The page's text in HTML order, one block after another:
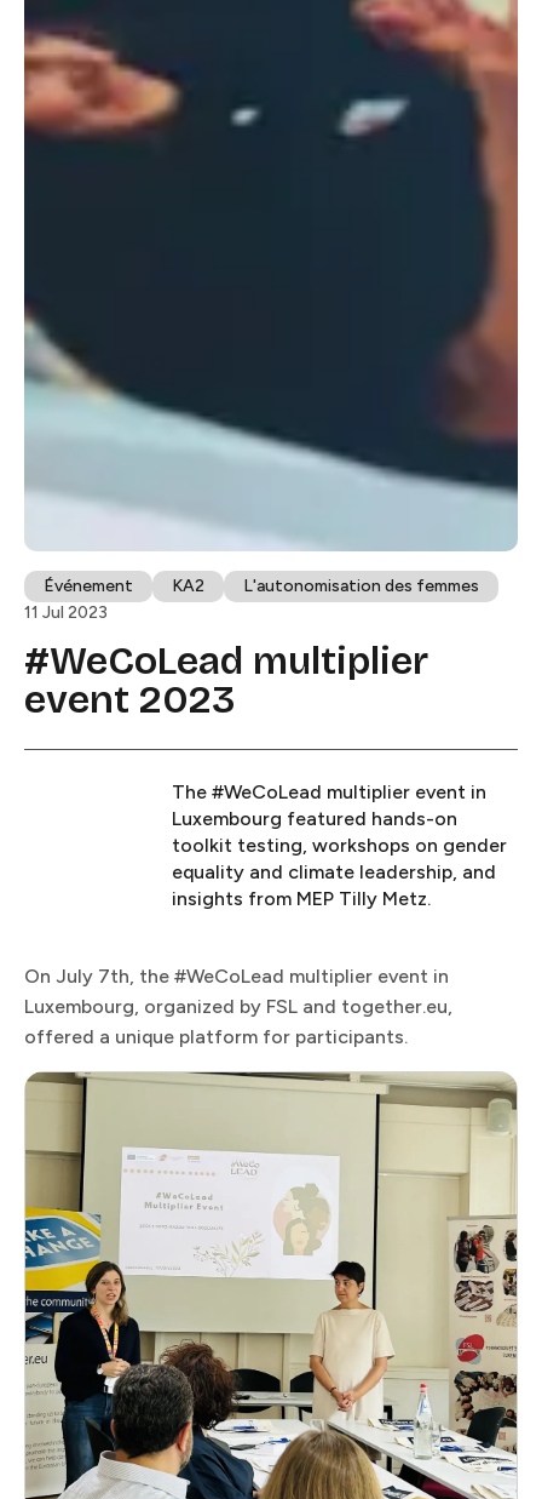
Événement​​​​‌ ‍ ​‍​‍‌‍ ‌ ​‍‌‍‍‌‌‍‌ ‌‍‍‌‌‍ ‍​‍​‍​ ‍‍​‍​‍‌ ​ ‌‍​‌‌‍ ‍‌‍‍‌‌ ‌​‌ ‍‌​‍ ‍‌‍‍‌‌‍ ​‍​‍​‍ ​​‍​‍‌‍‍​‌ ​‍‌‍‌‌‌‍‌‍​‍​‍​ ‍‍​‍​‍​‍ ‌ ​ ‌ ‌​‌ ‌‌‌‍‌​‌‍‍‌‌‍ ​‍ ‌‍‍‌‌‍ ‍‌ ‌​‌‍‌‌‌‍ ‍‌ ‌​​‍ ‌‍‌‌‌‍‌​‌‍‍‌‌ ‌​​‍ ‌‍ ‌‌‍ ‌‍‌​‌‍‌‌​ ‌‌ ​​‌ ​‍‌‍‌‌‌ ​ ‌‍‌‌‌‍ ‍‌ ‌​‌‍​‌‌ ‌​‌‍‍‌‌‍ ‌‍ ‍​ ‍ ‌‍‍‌‌‍‌​​ ‌​ ​​‌‍​‍​ ‌ ‌‍​ ​ ​‌​ ​ ‌‍​‍​ ​‌​‍ ‌‌‍​‍​ ​ ​ ‌‍‌‍‌‍​‍ ‌​ ‌​​ ​ ​ ​​‌‍‌‍​‍ ‌​ ‍​​ ​ ‌‍​‍​ ‌‍​‍ ‌‌‍‌‌‌‍​ ​ ‌​​ ‍​​ ​​​ ‌​​ ​​‌‍​ ​ ‌‌‌‍‌‍‌‍‌​​ ‌‍​ ‍ ‌ ‌​‌ ‍‌‌ ​​‌‍‌‌​ ‌‌‍ ‍‌‍‌‌‌ ‌ ‌ ​ ‌​​ ‌‍​‌‌ ‌​‌‍‌‌‌‍‌ ‌‍ ‌ ​‍‌ ‍‌​ ‍ ‌ ​​‌‍​‌‌ ‌​‌‍‍​​ ‌‌‍ ‍‌‍​‌‌‍ ‌‌‍‌‌​ ‌‍​‍‌‍​‌‌ ​ ‌‍‌‌‌‌‌‌‌ ​‍‌‍ ​​ ‌​‍‌‌​ ​‍‌​‌‍‌ ​ ‌ ‌​‌ ‌‌‌‍‌​‌‍‍‌‌‍ ​‍‌‍‌‍‍‌‌‍‌​​ ‌​ ​​‌‍​‍​ ‌ ‌‍​ ​ ​‌​ ​ ‌‍​‍​ ​‌​‍ ‌‌‍​‍​ ​ ​ ‌‍‌‍‌‍​‍ ‌​ ‌​​ ​ ​ ​​‌‍‌‍​‍ ‌​ ‍​​ ​ ‌‍​‍​ ‌‍​‍ ‌‌‍‌‌‌‍​ ​ ‌​​ ‍​​ ​​​ ‌​​ ​​‌‍​ ​ ‌‌‌‍‌‍‌‍‌​​ ‌‍​‍‌‍‌ ‌​‌ ‍‌‌ ​​‌‍‌‌​ ‌‌‍ ‍‌‍‌‌‌ ‌ ‌ ​ ‌​​ ‌‍​‌‌ ‌​‌‍‌‌‌‍‌ ‌‍ ‌ ​‍‌ ‍‌​‍‌‍‌ ​​‌‍​‌‌ ‌​‌‍‍​​ ‌‌‍ ‍‌‍​‌‌‍ ‌‌‍‌‌​‍‌‍‌ ​​‌‍‌‌‌ ​‍‌ ​ ‌ ​​‌‍‌‌‌‍​ ‌ ‌​‌‍‍‌‌ ‌‍‌‍‌‌​ ‌‌ ​​‌ ‌‌‌‍​‍‌‍ ​‌‍‍‌‌ ​ ‌‍‍​‌‍‌‌‌‍‌​​‍​‍‌ ‌ KA2​​​​‌ ‍ ​‍​‍‌‍ ‌ ​‍‌‍‍‌‌‍‌ ‌‍‍‌‌‍ ‍​‍​‍​ ‍‍​‍​‍‌ ​ ‌‍​‌‌‍ ‍‌‍‍‌‌ ‌​‌ ‍‌​‍ ‍‌‍‍‌‌‍ ​‍​‍​‍ ​​‍​‍‌‍‍​‌ ​‍‌‍‌‌‌‍‌‍​‍​‍​ ‍‍​‍​‍​‍ ‌ ​ ‌ ‌​‌ ‌‌‌‍‌​‌‍‍‌‌‍ ​‍ ‌‍‍‌‌‍ ‍‌ ‌​‌‍‌‌‌‍ ‍‌ ‌​​‍ ‌‍‌‌‌‍‌​‌‍‍‌‌ ‌​​‍ ‌‍ ‌‌‍ ‌‍‌​‌‍‌‌​ ‌‌ ​​‌ ​‍‌‍‌‌‌ ​ ‌‍‌‌‌‍ ‍‌ ‌​‌‍​‌‌ ‌​‌‍‍‌‌‍ ‌‍ ‍​ ‍ ‌‍‍‌‌‍‌​​ ‌​ ‍​​ ​ ‌‍‌‍‌‍​ ​ ​​​ ​​‌‍‌​​ ​‍​‍ ‌‌‍​‍​ ‌ ​ ‌ ‌‍‌​​‍ ‌​ ‌​​ ​ ‌‍‌‍‌‍​ ​‍ ‌​ ‍​‌‍​‍​ ​‌‌‍‌‍​‍ ‌​ ​ ​ ​‌​ ​‌​ ‍‌​ ‍‌​ ‌ ‌‍​ ​ ​‌​ ​ ​ ‌‌​ ‌ ‌‍‌‌​ ‍ ‌ ‌​‌ ‍‌‌ ​​‌‍‌‌​ ‌‌‍ ‍‌‍‌‌‌ ‌ ‌ ​ ‌​​ ‌‍​‌‌ ‌​‌‍‌‌‌‍‌ ‌‍ ‌ ​‍‌ ‍‌​ ‍ ‌ ​​‌‍​‌‌ ‌​‌‍‍​​ ‌‌‍ ‍‌‍​‌‌‍ ‌‌‍‌‌​ ‌‍​‍‌‍​‌‌ ​ ‌‍‌‌‌‌‌‌‌ ​‍‌‍ ​​ ‌​‍‌‌​ ​‍‌​‌‍‌ ​ ‌ ‌​‌ ‌‌‌‍‌​‌‍‍‌‌‍ ​‍‌‍‌‍‍‌‌‍‌​​ ‌​ ‍​​ ​ ‌‍‌‍‌‍​ ​ ​​​ ​​‌‍‌​​ ​‍​‍ ‌‌‍​‍​ ‌ ​ ‌ ‌‍‌​​‍ ‌​ ‌​​ ​ ‌‍‌‍‌‍​ ​‍ ‌​ ‍​‌‍​‍​ ​‌‌‍‌‍​‍ ‌​ ​ ​ ​‌​ ​‌​ ‍‌​ ‍‌​ ‌ ‌‍​ ​ ​‌​ ​ ​ ‌‌​ ‌ ‌‍‌‌​‍‌‍‌ ‌​‌ ‍‌‌ ​​‌‍‌‌​ ‌‌‍ ‍‌‍‌‌‌ ‌ ‌ ​ ‌​​ ‌‍​‌‌ ‌​‌‍‌‌‌‍‌ ‌‍ ‌ ​‍‌ ‍‌​‍‌‍‌ ​​‌‍​‌‌ ‌​‌‍‍​​ ‌‌‍ ‍‌‍​‌‌‍ ‌‌‍‌‌​‍‌‍‌ ​​‌‍‌‌‌ ​‍‌ ​ ‌ ​​‌‍‌‌‌‍​ ‌ ‌​‌‍‍‌‌ ‌‍‌‍‌‌​ ‌‌ ​​‌ ‌‌‌‍​‍‌‍ ​‌‍‍‌‌ ​ ‌‍‍​‌‍‌‌‌‍‌​​‍​‍‌ ‌
L'autonomisation des femmes​​​​‌ ‍ ​‍​‍‌‍ ‌ ​‍‌‍‍‌‌‍‌ ‌‍‍‌‌‍ ‍​‍​‍​ ‍‍​‍​‍‌ ​ ‌‍​‌‌‍ ‍‌‍‍‌‌ ‌​‌ ‍‌​‍ ‍‌‍‍‌‌‍ ​‍​‍​‍ ​​‍​‍‌‍‍​‌ ​‍‌‍‌‌‌‍‌‍​‍​‍​ ‍‍​‍​‍​‍ ‌ ​ ‌ ‌​‌ ‌‌‌‍‌​‌‍‍‌‌‍ ​‍ ‌‍‍‌‌‍ ‍‌ ‌​‌‍‌‌‌‍ ‍‌ ‌​​‍ ‌‍‌‌‌‍‌​‌‍‍‌‌ ‌​​‍ ‌‍ ‌‌‍ ‌‍‌​‌‍‌‌​ ‌‌ ​​‌ ​‍‌‍‌‌‌ ​ ‌‍‌‌‌‍ ‍‌ ‌​‌‍​‌‌ ‌​‌‍‍‌‌‍ ‌‍ ‍​ ‍ ‌‍‍‌‌‍‌​​ ‌‌‍​‌​ ‌‍‌‍​‍‌‍‌‍​ ‍‌‌‍‌‌​ ‍​‌‍​ ​‍ ‌‌‍‌​‌‍​‌‌‍​ ‌‍​‍​‍ ‌​ ‌​​ ‍‌​ ‍​​ ‌‌​‍ ‌‌‍​‌​ ​‌​ ‌ ​ ​‍​‍ ‌​ ‌​​ ‍​​ ​‍​ ​​​ ‌ ​ ‌‍​ ‍​​ ‌ ‌‍‌‌‌‍​‍​ ‌‍​ ‌​​ ‍ ‌ ‌​‌ ‍‌‌ ​​‌‍‌‌​ ‌‌‍ ‍‌‍‌‌‌ ‌ ‌ ​ ‌​​ ‌‍​‌‌ ‌​‌‍‌‌‌‍‌ ‌‍ ‌ ​‍‌ ‍‌​ ‍ ‌ ​​‌‍​‌‌ ‌​‌‍‍​​ ‌‌‍ ‍‌‍​‌‌‍ ‌‌‍‌‌​ ‌‍​‍‌‍​‌‌ ​ ‌‍‌‌‌‌‌‌‌ ​‍‌‍ ​​ ‌​‍‌‌​ ​‍‌​‌‍‌ ​ ‌ ‌​‌ ‌‌‌‍‌​‌‍‍‌‌‍ ​‍‌‍‌‍‍‌‌‍‌​​ ‌‌‍​‌​ ‌‍‌‍​‍‌‍‌‍​ ‍‌‌‍‌‌​ ‍​‌‍​ ​‍ ‌‌‍‌​‌‍​‌‌‍​ ‌‍​‍​‍ ‌​ ‌​​ ‍‌​ ‍​​ ‌‌​‍ ‌‌‍​‌​ ​‌​ ‌ ​ ​‍​‍ ‌​ ‌​​ ‍​​ ​‍​ ​​​ ‌ ​ ‌‍​ ‍​​ ‌ ‌‍‌‌‌‍​‍​ ‌‍​ ‌​​‍‌‍‌ ‌​‌ ‍‌‌ ​​‌‍‌‌​ ‌‌‍ ‍‌‍‌‌‌ ‌ ‌ ​ ‌​​ ‌‍​‌‌ ‌​‌‍‌‌‌‍‌ ‌‍ ‌ ​‍‌ ‍‌​‍‌‍‌ ​​‌‍​‌‌ ‌​‌‍‍​​ ‌‌‍ ‍‌‍​‌‌‍ ‌‌‍‌‌​‍‌‍‌ ​​‌‍‌‌‌ ​‍‌ ​ ‌ ​​‌‍‌‌‌‍​ ‌ ‌​‌‍‍‌‌ ‌‍‌‍‌‌​ ‌‌ ​​‌ ‌‌‌‍​‍‌‍ ​‌‍‍‌‌ ​ ‌‍‍​‌‍‌‌‌‍‌​​‍​‍‌ ‌
11 Jul 2023
#WeCoLead multiplier
event 2023​​​​‌ ‍ ​‍​‍‌‍ ‌ ​‍‌‍‍‌‌‍‌ ‌‍‍‌‌‍ ‍​‍​‍​ ‍‍​‍​‍‌ ​ ‌‍​‌‌‍ ‍‌‍‍‌‌ ‌​‌ ‍‌​‍ ‍‌‍‍‌‌‍ ​‍​‍​‍ ​​‍​‍‌‍‍​‌ ​‍‌‍‌‌‌‍‌‍​‍​‍​ ‍‍​‍​‍​‍ ‌ ​ ‌ ‌​‌ ‌‌‌‍‌​‌‍‍‌‌‍ ​‍ ‌‍‍‌‌‍ ‍‌ ‌​‌‍‌‌‌‍ ‍‌ ‌​​‍ ‌‍‌‌‌‍‌​‌‍‍‌‌ ‌​​‍ ‌‍ ‌‌‍ ‌‍‌​‌‍‌‌​ ‌‌ ​​‌ ​‍‌‍‌‌‌ ​ ‌‍‌‌‌‍ ‍‌ ‌​‌‍​‌‌ ‌​‌‍‍‌‌‍ ‌‍ ‍​ ‍ ‌‍‍‌‌‍‌​​ ‌​ ​ ​ ‍‌‌‍‌​‌‍​‍​ ​ ​ ​​‌‍‌‌‌‍‌‌​‍ ‌‌‍‌‍‌‍‌‍​ ‍​‌‍​ ​‍ ‌​ ‌​‌‍‌‍​ ‌​​ ‍​​‍ ‌​ ‍​​ ‌ ‌‍​ ​ ‌‍​‍ ‌​ ​‌‌‍​‌​ ‍​​ ​ ‌‍‌‍‌‍​ ​ ‌ ​ ​ ​ ​‍​ ‌‌‌‍‌​​ ‍‌​ ‍ ‌ ‌​‌ ‍‌‌ ​​‌‍‌‌​ ‌‌‍ ‍‌‍‌‌‌ ‌ ‌ ​ ‌‌​​‌‍ ‌ ​ ‌ ‌​​ ‍ ‌ ​​‌‍​‌‌ ‌​‌‍‍​​ ‌‌ ‌​‌‍‍‌‌ ‌​‌‍ ​‌‍‌‌​ ‌‍​‍‌‍​‌‌ ​ ‌‍‌‌‌‌‌‌‌ ​‍‌‍ ​​ ‌​‍‌‌​ ​‍‌​‌‍‌ ​ ‌ ‌​‌ ‌‌‌‍‌​‌‍‍‌‌‍ ​‍‌‍‌‍‍‌‌‍‌​​ ‌​ ​ ​ ‍‌‌‍‌​‌‍​‍​ ​ ​ ​​‌‍‌‌‌‍‌‌​‍ ‌‌‍‌‍‌‍‌‍​ ‍​‌‍​ ​‍ ‌​ ‌​‌‍‌‍​ ‌​​ ‍​​‍ ‌​ ‍​​ ‌ ‌‍​ ​ ‌‍​‍ ‌​ ​‌‌‍​‌​ ‍​​ ​ ‌‍‌‍‌‍​ ​ ‌ ​ ​ ​ ​‍​ ‌‌‌‍‌​​ ‍‌​‍‌‍‌ ‌​‌ ‍‌‌ ​​‌‍‌‌​ ‌‌‍ ‍‌‍‌‌‌ ‌ ‌ ​ ‌‌​​‌‍ ‌ ​ ‌ ‌​​‍‌‍‌ ​​‌‍​‌‌ ‌​‌‍‍​​ ‌‌ ‌​‌‍‍‌‌ ‌​‌‍ ​‌‍‌‌​‍‌‍‌ ​​‌‍‌‌‌ ​‍‌ ​ ‌ ​​‌‍‌‌‌‍​ ‌ ‌​‌‍‍‌‌ ‌‍‌‍‌‌​ ‌‌ ​​‌ ‌‌‌‍​‍‌‍ ​‌‍‍‌‌ ​ ‌‍‍​‌‍‌‌‌‍‌​​‍​‍‌ ‌
The #WeCoLead multiplier event in
Luxembourg featured hands-on
toolkit testing, workshops on gender
equality and climate leadership, and
insights from MEP Tilly Metz.​​​​‌ ‍ ​‍​‍‌‍ ‌ ​‍‌‍‍‌‌‍‌ ‌‍‍‌‌‍ ‍​‍​‍​ ‍‍​‍​‍‌ ​ ‌‍​‌‌‍ ‍‌‍‍‌‌ ‌​‌ ‍‌​‍ ‍‌‍‍‌‌‍ ​‍​‍​‍ ​​‍​‍‌‍‍​‌ ​‍‌‍‌‌‌‍‌‍​‍​‍​ ‍‍​‍​‍​‍ ‌ ​ ‌ ‌​‌ ‌‌‌‍‌​‌‍‍‌‌‍ ​‍ ‌‍‍‌‌‍ ‍‌ ‌​‌‍‌‌‌‍ ‍‌ ‌​​‍ ‌‍‌‌‌‍‌​‌‍‍‌‌ ‌​​‍ ‌‍ ‌‌‍ ‌‍‌​‌‍‌‌​ ‌‌ ​​‌ ​‍‌‍‌‌‌ ​ ‌‍‌‌‌‍ ‍‌ ‌​‌‍​‌‌ ‌​‌‍‍‌‌‍ ‌‍ ‍​ ‍ ‌‍‍‌‌‍‌​​ ‌​ ​ ​ ‍‌‌‍‌​‌‍​‍​ ​ ​ ​​‌‍‌‌‌‍‌‌​‍ ‌‌‍‌‍‌‍‌‍​ ‍​‌‍​ ​‍ ‌​ ‌​‌‍‌‍​ ‌​​ ‍​​‍ ‌​ ‍​​ ‌ ‌‍​ ​ ‌‍​‍ ‌​ ​‌‌‍​‌​ ‍​​ ​ ‌‍‌‍‌‍​ ​ ‌ ​ ​ ​ ​‍​ ‌‌‌‍‌​​ ‍‌​ ‍ ‌ ‌​‌ ‍‌‌ ​​‌‍‌‌​ ‌‌‍ ‍‌‍‌‌‌ ‌ ‌ ​ ‌‌​​‌‍ ‌ ​ ‌ ‌​​ ‍ ‌ ​​‌‍​‌‌ ‌​‌‍‍​​ ‌‌‍‌​‌‍‌‌‌ ​ ‌‍​ ‌ ​‍‌‍‍‌‌ ​​‌ ‌​‌‍‍‌‌‍ ‌‍ ‍​ ‌‍​‍‌‍​‌‌ ​ ‌‍‌‌‌‌‌‌‌ ​‍‌‍ ​​ ‌​‍‌‌​ ​‍‌​‌‍‌ ​ ‌ ‌​‌ ‌‌‌‍‌​‌‍‍‌‌‍ ​‍‌‍‌‍‍‌‌‍‌​​ ‌​ ​ ​ ‍‌‌‍‌​‌‍​‍​ ​ ​ ​​‌‍‌‌‌‍‌‌​‍ ‌‌‍‌‍‌‍‌‍​ ‍​‌‍​ ​‍ ‌​ ‌​‌‍‌‍​ ‌​​ ‍​​‍ ‌​ ‍​​ ‌ ‌‍​ ​ ‌‍​‍ ‌​ ​‌‌‍​‌​ ‍​​ ​ ‌‍‌‍‌‍​ ​ ‌ ​ ​ ​ ​‍​ ‌‌‌‍‌​​ ‍‌​‍‌‍‌ ‌​‌ ‍‌‌ ​​‌‍‌‌​ ‌‌‍ ‍‌‍‌‌‌ ‌ ‌ ​ ‌‌​​‌‍ ‌ ​ ‌ ‌​​‍‌‍‌ ​​‌‍​‌‌ ‌​‌‍‍​​ ‌‌‍‌​‌‍‌‌‌ ​ ‌‍​ ‌ ​‍‌‍‍‌‌ ​​‌ ‌​‌‍‍‌‌‍ ‌‍ ‍​‍‌‍‌ ​​‌‍‌‌‌ ​‍‌ ​ ‌ ​​‌‍‌‌‌‍​ ‌ ‌​‌‍‍‌‌ ‌‍‌‍‌‌​ ‌‌ ​​‌ ‌‌‌‍​‍‌‍ ​‌‍‍‌‌ ​ ‌‍‍​‌‍‌‌‌‍‌​​‍​‍‌ ‌
On July 7th, the #WeCoLead multiplier event in
Luxembourg, organized by FSL and together.eu,
offered a unique platform for participants.​​​​‌ ‍ ​‍​‍‌‍ ‌ ​‍‌‍‍‌‌‍‌ ‌‍‍‌‌‍ ‍​‍​‍​ ‍‍​‍​‍‌ ​ ‌‍​‌‌‍ ‍‌‍‍‌‌ ‌​‌ ‍‌​‍ ‍‌‍‍‌‌‍ ​‍​‍​‍ ​​‍​‍‌‍‍​‌ ​‍‌‍‌‌‌‍‌‍​‍​‍​ ‍‍​‍​‍​‍ ‌ ​ ‌ ‌​‌ ‌‌‌‍‌​‌‍‍‌‌‍ ​‍ ‌‍‍‌‌‍ ‍‌ ‌​‌‍‌‌‌‍ ‍‌ ‌​​‍ ‌‍‌‌‌‍‌​‌‍‍‌‌ ‌​​‍ ‌‍ ‌‌‍ ‌‍‌​‌‍‌‌​ ‌‌ ​​‌ ​‍‌‍‌‌‌ ​ ‌‍‌‌‌‍ ‍‌ ‌​‌‍​‌‌ ‌​‌‍‍‌‌‍ ‌‍ ‍​ ‍ ‌‍‍‌‌‍‌​​ ‌​ ​ ​ ‍‌‌‍‌​‌‍​‍​ ​ ​ ​​‌‍‌‌‌‍‌‌​‍ ‌‌‍‌‍‌‍‌‍​ ‍​‌‍​ ​‍ ‌​ ‌​‌‍‌‍​ ‌​​ ‍​​‍ ‌​ ‍​​ ‌ ‌‍​ ​ ‌‍​‍ ‌​ ​‌‌‍​‌​ ‍​​ ​ ‌‍‌‍‌‍​ ​ ‌ ​ ​ ​ ​‍​ ‌‌‌‍‌​​ ‍‌​ ‍ ‌ ‌​‌ ‍‌‌ ​​‌‍‌‌​ ‌‌‍ ‍‌‍‌‌‌ ‌ ‌ ​ ‌‌​​‌‍ ‌ ​ ‌ ‌​​ ‍ ‌ ​​‌‍​‌‌ ‌​‌‍‍​​ ‌‌ ​ ‌‍‌‌‌‍​ ‌ ‌​‌‍‍‌‌‍ ‌‍ ‍‌ ​ ​‍‌‌​ ‌‌‌​​‍‌‌ ‌‍‍ ‌‍‌‌‌ ‍‌​‍‌‌​ ​ ‌​‌​​‍‌‌​ ​ ‌​‌​​‍‌‌​ ​‍​ ​‍‌‍​ ​ ‍‌​ ‌ ​ ​​‌‍‌​‌‍​ ​ ​‌‌‍​‍‌‍​ ‌‍​‍​ ​‍​ ‍‌​‍‌‌​ ​‍​ ​‍​‍‌‌​ ‌‌‌​‌​​‍ ‍‌‍​ ‌‍ ‌‍ ‍‌ ‌​‌‍‌‌‌‍ ‍‌ ‌​​‍‌‌​ ‌‌‌​​‍‌‌ ‌‍‍ ‌‍‌‌‌ ‍‌​‍‌‌​ ​ ‌​‌​​‍‌‌​ ​ ‌​‌​​‍‌‌​ ​‍​ ​‍​ ‍​‌‍‌​‌‍‌​​ ‌​‌‍​ ​ ‌‍‌‍​‌​ ‌‌‌‍‌‌​ ‍‌​ ​ ​ ‍​​‍‌‌​ ​‍​ ​‍​‍‌‌​ ‌‌‌​‌​​‍ ‍‌‍​ ‌‍‍​‌‍‍‌‌‍ ​‌‍‌​‌ ​‍‌‍‌‌‌‍ ‍​‍‌‌​ ‌‌‌​​‍‌‌ ‌‍‍ ‌‍‌‌‌ ‍‌​‍‌‌​ ​ ‌​‌​​‍‌‌​ ​ ‌​‌​​‍‌‌​ ​‍​ ​‍​ ‌‍​ ‍​​ ‍​‌‍‌‍​ ‌ ​ ‍​‌‍‌‍​ ​‌‌‍​ ‌‍‌​​ ‌​​ ​ ​‍‌‌​ ​‍​ ​‍​‍‌‌​ ‌‌‌​‌​​‍ ‍‌ ‌​‌‍‌‌‌ ‍​‌ ‌​​ ‌‍​‍‌‍​‌‌ ​ ‌‍‌‌‌‌‌‌‌ ​‍‌‍ ​​ ‌​‍‌‌​ ​‍‌​‌‍‌ ​ ‌ ‌​‌ ‌‌‌‍‌​‌‍‍‌‌‍ ​‍‌‍‌‍‍‌‌‍‌​​ ‌​ ​ ​ ‍‌‌‍‌​‌‍​‍​ ​ ​ ​​‌‍‌‌‌‍‌‌​‍ ‌‌‍‌‍‌‍‌‍​ ‍​‌‍​ ​‍ ‌​ ‌​‌‍‌‍​ ‌​​ ‍​​‍ ‌​ ‍​​ ‌ ‌‍​ ​ ‌‍​‍ ‌​ ​‌‌‍​‌​ ‍​​ ​ ‌‍‌‍‌‍​ ​ ‌ ​ ​ ​ ​‍​ ‌‌‌‍‌​​ ‍‌​‍‌‍‌ ‌​‌ ‍‌‌ ​​‌‍‌‌​ ‌‌‍ ‍‌‍‌‌‌ ‌ ‌ ​ ‌‌​​‌‍ ‌ ​ ‌ ‌​​‍‌‍‌ ​​‌‍​‌‌ ‌​‌‍‍​​ ‌‌ ​ ‌‍‌‌‌‍​ ‌ ‌​‌‍‍‌‌‍ ‌‍ ‍‌ ​ ​‍‌‌​ ‌‌‌​​‍‌‌ ‌‍‍ ‌‍‌‌‌ ‍‌​‍‌‌​ ​ ‌​‌​​‍‌‌​ ​ ‌​‌​​‍‌‌​ ​‍​ ​‍‌‍​ ​ ‍‌​ ‌ ​ ​​‌‍‌​‌‍​ ​ ​‌‌‍​‍‌‍​ ‌‍​‍​ ​‍​ ‍‌​‍‌‌​ ​‍​ ​‍​‍‌‌​ ‌‌‌​‌​​‍ ‍‌‍​ ‌‍ ‌‍ ‍‌ ‌​‌‍‌‌‌‍ ‍‌ ‌​​‍‌‌​ ‌‌‌​​‍‌‌ ‌‍‍ ‌‍‌‌‌ ‍‌​‍‌‌​ ​ ‌​‌​​‍‌‌​ ​ ‌​‌​​‍‌‌​ ​‍​ ​‍​ ‍​‌‍‌​‌‍‌​​ ‌​‌‍​ ​ ‌‍‌‍​‌​ ‌‌‌‍‌‌​ ‍‌​ ​ ​ ‍​​‍‌‌​ ​‍​ ​‍​‍‌‌​ ‌‌‌​‌​​‍ ‍‌‍​ ‌‍‍​‌‍‍‌‌‍ ​‌‍‌​‌ ​‍‌‍‌‌‌‍ ‍​‍‌‌​ ‌‌‌​​‍‌‌ ‌‍‍ ‌‍‌‌‌ ‍‌​‍‌‌​ ​ ‌​‌​​‍‌‌​ ​ ‌​‌​​‍‌‌​ ​‍​ ​‍​ ‌‍​ ‍​​ ‍​‌‍‌‍​ ‌ ​ ‍​‌‍‌‍​ ​‌‌‍​ ‌‍‌​​ ‌​​ ​ ​‍‌‌​ ​‍​ ​‍​‍‌‌​ ‌‌‌​‌​​‍ ‍‌ ‌​‌‍‌‌‌ ‍​‌ ‌​​‍‌‍‌ ​​‌‍‌‌‌ ​‍‌ ​ ‌ ​​‌‍‌‌‌‍​ ‌ ‌​‌‍‍‌‌ ‌‍‌‍‌‌​ ‌‌ ​​‌ ‌‌‌‍​‍‌‍ ​‌‍‍‌‌ ​ ‌‍‍​‌‍‌‌‌‍‌​​‍​‍‌ ‌